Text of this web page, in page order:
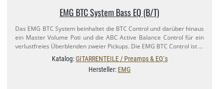
EMG BTC System Bass EQ (B/​T)
Das EMG BTC System beinhaltet die BTC Control und darüber hinaus
ein Master Volume Poti und die ABC Active Balance Control für ein
verlustfreies Überblenden zweier Pickups. Die EMG BTC Control ist …
Katalog:GITARRENTEILE / Preamps & EQ´s
Hersteller: EMG